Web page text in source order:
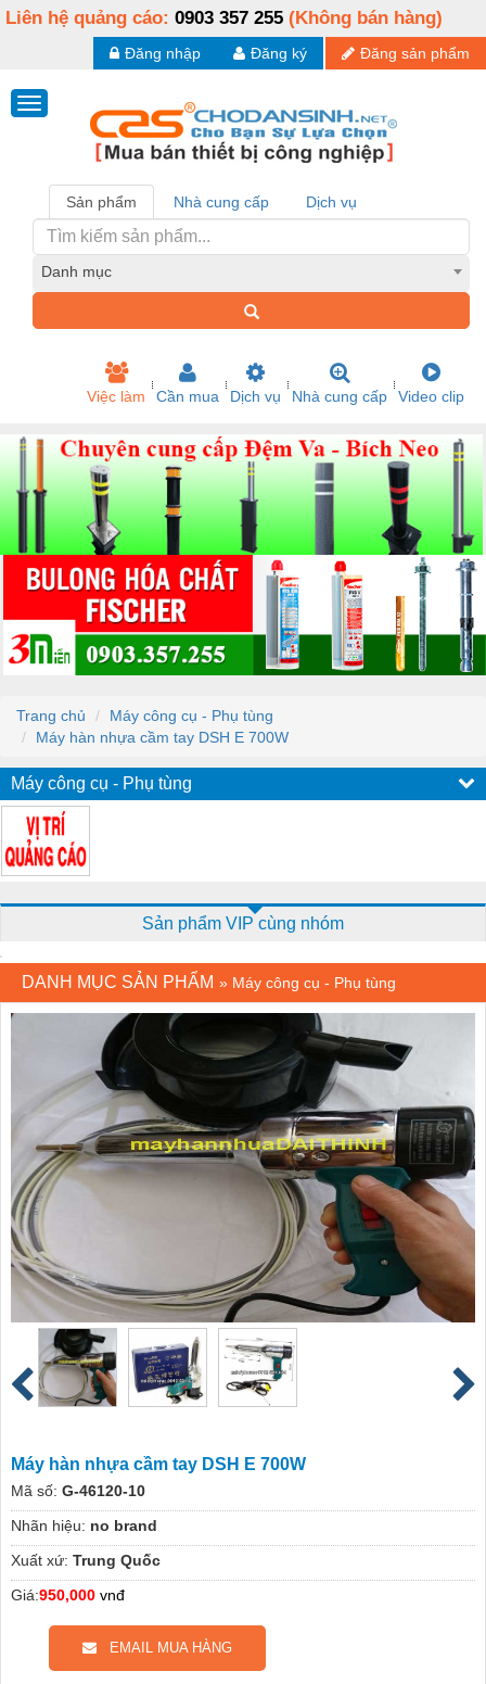
Liên hệ quảng cáo: 0903 357 255 (Không bán hàng)
Đăng sản phẩm
Đăng ký
Đăng nhập
Sản phẩm Nhà cung cấp Dịch vụ
Danh mục
Việc làm Cần mua Dịch vụ Nhà cung cấp Video clip
Trang chủ
Máy công cụ - Phụ tùng
Máy hàn nhựa cầm tay DSH E 700W
Máy công cụ - Phụ tùng
Sản phẩm VIP cùng nhóm
DANH MỤC SẢN PHẨM » Máy công cụ - Phụ tùng
Máy hàn nhựa cầm tay DSH E 700W
Mã số: G-46120-10
Nhãn hiệu: no brand
Xuất xứ: Trung Quốc
Giá:950,000 vnđ
EMAIL MUA HÀNG